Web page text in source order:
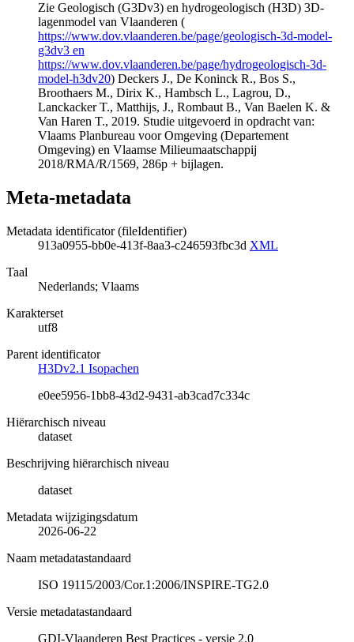
Zie Geologisch (G3Dv3) en hydrogeologisch (H3D) 3D-
lagenmodel van Vlaanderen (
https://www.dov.vlaanderen.be/page/geologisch-3d-model-
g3dv3 en
https://www.dov.vlaanderen.be/page/hydrogeologisch-3d-
model-h3dv20) Deckers J., De Koninck R., Bos S.,
Broothaers M., Dirix K., Hambsch L., Lagrou, D.,
Lanckacker T., Matthijs, J., Rombaut B., Van Baelen K. &
Van Haren T., 2019. Studie uitgevoerd in opdracht van:
Vlaams Planbureau voor Omgeving (Departement
Omgeving) en Vlaamse Milieumaatschappij
2018/RMA/R/1569, 286p + bijlagen.
Meta-metadata
Metadata identificator (fileIdentifier)
913a0955-bb0e-413f-8aa3-c246593fbc3d XML
Taal
Nederlands; Vlaams
Karakterset
utf8
Parent identificator
H3Dv2.1 Isopachen
e0ee5956-1bb8-43d2-9431-ab3cad7c334c
Hiërarchisch niveau
dataset
Beschrijving hiërarchisch niveau
dataset
Metadata wijzigingsdatum
2026-06-22
Naam metadatastandaard
ISO 19115/2003/Cor.1:2006/INSPIRE-TG2.0
Versie metadatastandaard
GDI-Vlaanderen Best Practices - versie 2.0